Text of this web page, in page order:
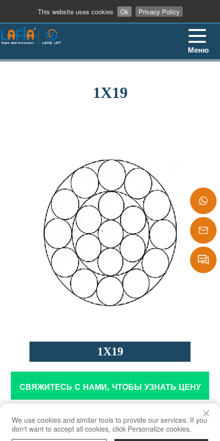
This website uses cookies Ok Privacy Policy
+86
Message
+86 13862909906
Меню
1X19
1X19
СВЯЖИТЕСЬ С НАМИ, ЧТОБЫ УЗНАТЬ ЦЕНУ
Используется в качестве армирующих и натяжных
We use cookies and similar tools to provide our services. If you
don't want to accept all cookies, click Personalize cookies.